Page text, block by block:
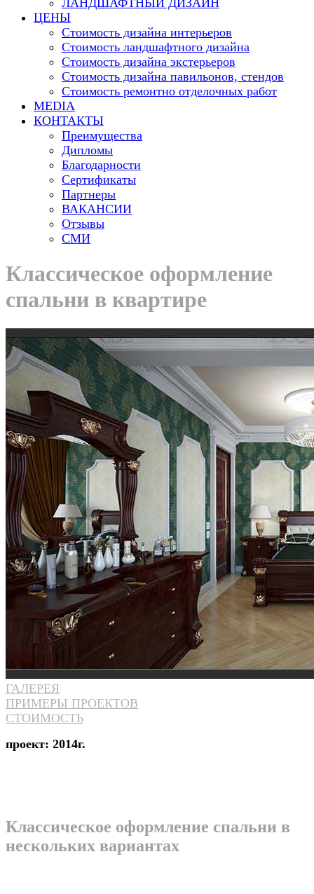
ЛАНДШАФТНЫЙ ДИЗАЙН
ЦЕНЫ
Стоимость дизайна интерьеров
Стоимость ландшафтного дизайна
Стоимость дизайна экстерьеров
Стоимость дизайна павильонов, стендов
Стоимость ремонтно отделочных работ
MEDIA
КОНТАКТЫ
Преимущества
Дипломы
Благодарности
Сертификаты
Партнеры
ВАКАНСИИ
Отзывы
СМИ
Классическое оформление
спальни в квартире
ГАЛЕРЕЯ
ПРИМЕРЫ ПРОЕКТОВ
СТОИМОСТЬ
проект: 2014г.
Классическое оформление спальни в
нескольких вариантах